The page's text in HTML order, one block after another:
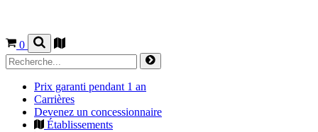
0
Prix garanti pendant 1 an
Carrières
Devenez un concessionnaire
Établissements